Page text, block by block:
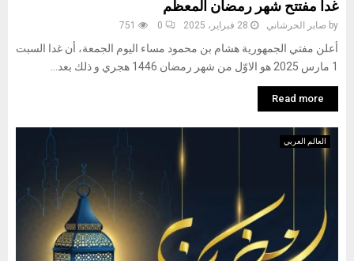
غدا مفتتح شهر رمضان المعظّم
by صابر الحرشاني 28 فبراير، 2025 0
751
أعلن مفتي الجمهورية هشام بن محمود مساء اليوم الجمعة، أن غدا السبت
1 مارس 2025 هو الاوّل من شهر رمضان 1446 هجري و ذلك بعد...
Read more
العالم العربي